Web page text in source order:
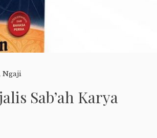
Ngaji
Sab’ah Karya